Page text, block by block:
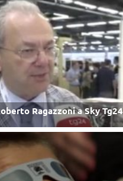
Ragazzoni a Sky Tg24